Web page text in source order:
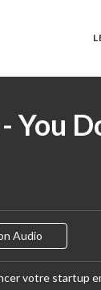
You
Audio
votre startup